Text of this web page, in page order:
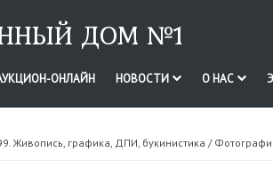
ДОМ №1
ОНЛАЙН НОВОСТИ О НАС
Живопись, графика, ДПИ, букинистика /